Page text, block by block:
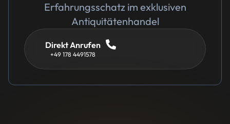
Erfahrungsschatz im exklusiven
Antiquitätenhandel
Direkt Anrufen
+49 178 4491578